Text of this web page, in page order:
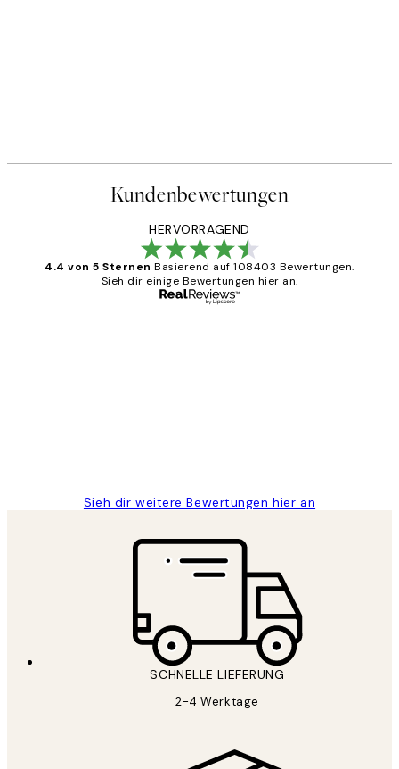
Kundenbewertungen
HERVORRAGEND
4.4 von 5 Sternen Basierend auf 108403 Bewertungen.
Sieh dir einige Bewertungen hier an.
Sieh dir weitere Bewertungen hier an
SCHNELLE LIEFERUNG
2-4 Werktage